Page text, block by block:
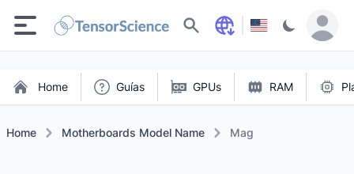
Buscar
Home Guías GPUs RAM
Home Motherboards Model Name Mag